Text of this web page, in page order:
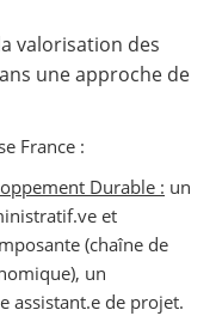
valorisation des
une approche de
France :
Durable : un
et
(chaîne de
un
assistant.e de projet.